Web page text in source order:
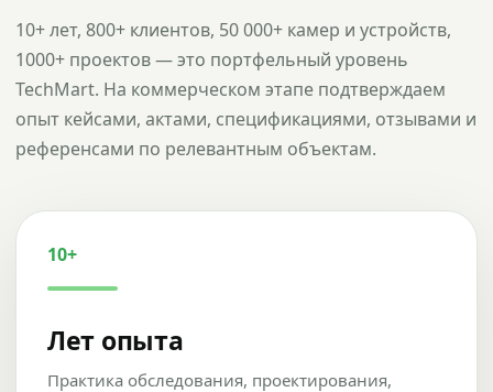
10+ лет, 800+ клиентов, 50 000+ камер и устройств,
1000+ проектов — это портфельный уровень
TechMart. На коммерческом этапе подтверждаем
опыт кейсами, актами, спецификациями, отзывами и
референсами по релевантным объектам.
10+
Лет опыта
Практика обследования, проектирования,